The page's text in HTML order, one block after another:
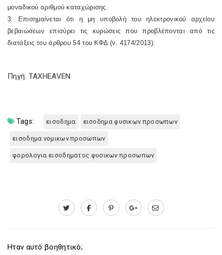
μοναδικού αριθμού καταχώρισης.
3. Επισημαίνεται ότι η μη υποβολή του ηλεκτρονικού αρχείου
βεβαιώσεων επισύρει τις κυρώσεις που προβλέπονται από τις
διατάξεις του άρθρου 54 του ΚΦΔ (ν. 4174/2013).
Πηγή: TAXHEAVEN
Tags: εισοδημα εισοδημα φυσικων προσωπων
εισοδημα νομικων προσωπων
φορολογια εισοδηματος φυσικων προσωπων
Ηταν αυτό βοηθητικό;